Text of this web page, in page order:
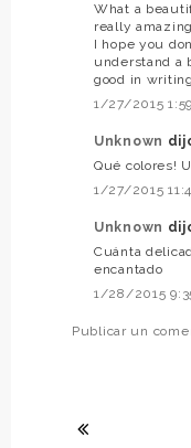
What a
really
I hope you
understand a
good in
1/27/2015
Unknown
Qué colores!
1/27/2015
Unknown
Cuánta
encantado
1/28/2015
Publicar un